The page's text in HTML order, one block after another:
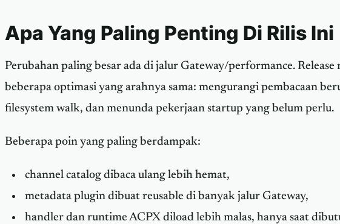
Apa Yang Paling Penting Di Rilis Ini
Perubahan paling besar ada di jalur Gateway/performance.
beberapa optimasi yang arahnya sama: mengurangi pembacaan
filesystem walk, dan menunda pekerjaan startup yang belum perlu.
Beberapa poin yang paling berdampak:
channel catalog dibaca ulang lebih hemat,
metadata plugin dibuat reusable di banyak jalur Gateway,
handler dan runtime ACPX diload lebih malas, hanya saat